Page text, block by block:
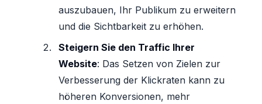
auszubauen, Ihr Publikum zu erweitern
und die Sichtbarkeit zu erhöhen.
Steigern Sie den Traffic Ihrer
Website: Das Setzen von Zielen zur
Verbesserung der Klickraten kann zu
höheren Konversionen, mehr